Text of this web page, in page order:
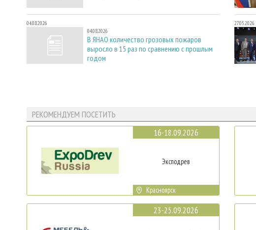
04.08.2026
04.08.2026
В ЯНАО количество грозовых пожаров
выросло в 15 раз по сравнению с прошлым
годом
27.05.2026
РЕКОМЕНДУЕМ ПОСЕТИТЬ
16-18.09.2026
Эксподрев
Красноярск
23-25.09.2026